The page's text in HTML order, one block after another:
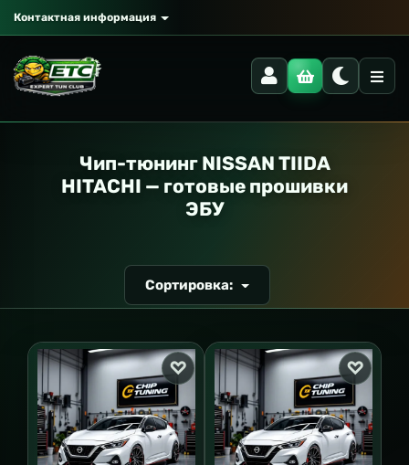
Контактная информация
Чип-тюнинг NISSAN TIIDA
HITACHI — готовые прошивки
ЭБУ
Сортировка: